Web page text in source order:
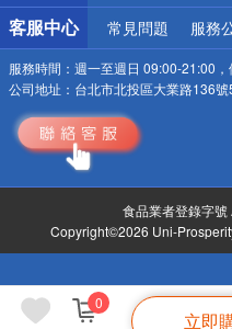
0
立即
客服中心 常見問題 服務
服務時間： 週一至週日 09:00-21:00
公司地址： 台北市北投區大業路136
食品業者登錄字
Copyright©2026 Uni-